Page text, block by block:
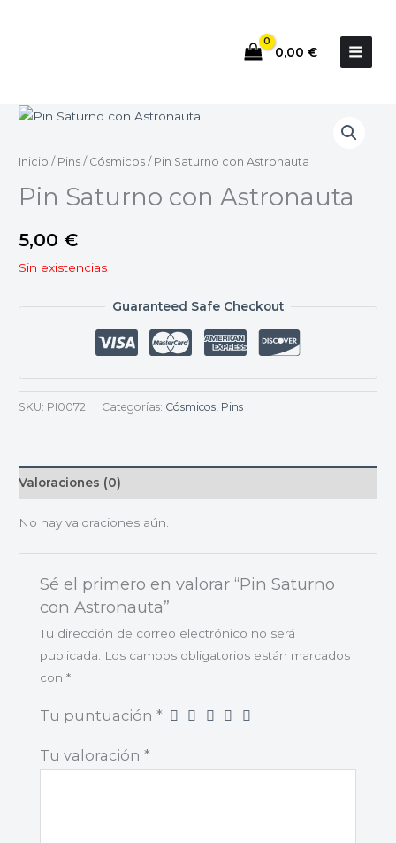
0,00 €
Inicio / Pins / Cósmicos / Pin Saturno con Astronauta
Pin Saturno con Astronauta
5,00 €
Sin existencias
Guaranteed Safe Checkout
SKU: PI0072 Categorías: Cósmicos, Pins
Valoraciones (0)
No hay valoraciones aún.
Sé el primero en valorar “Pin Saturno
con Astronauta”
Tu dirección de correo electrónico no será
publicada.
Los campos obligatorios están marcados
con *
Tu puntuación *
Tu valoración *